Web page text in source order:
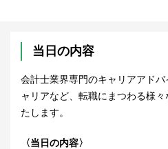
当日の内容
会計士業界専門のキャリアアド
ャリアなど、転職にまつわる様
たします。
〈当日の内容〉